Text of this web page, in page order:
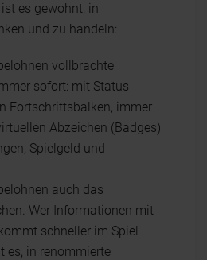
es gewohnt, in
und zu handeln:
vollbrachte
sofort: mit Status-
Fortschrittsbalken, immer
Abzeichen (Badges)
Spielgeld und
auch das
Wer Informationen mit
schneller im Spiel
es, in renommierte